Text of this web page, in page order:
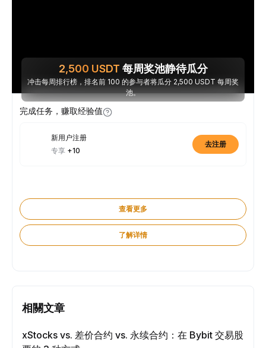
2,500 USDT 每周奖池静待瓜分
冲击每周排行榜，排名前 100 的参与者将瓜分 2,500 USDT 每周奖
池。
完成任务，赚取经验值
新用户注册
专享 +10
去注册
查看更多
了解详情
相關文章
xStocks vs. 差价合约 vs. 永续合约：在 Bybit 交易股